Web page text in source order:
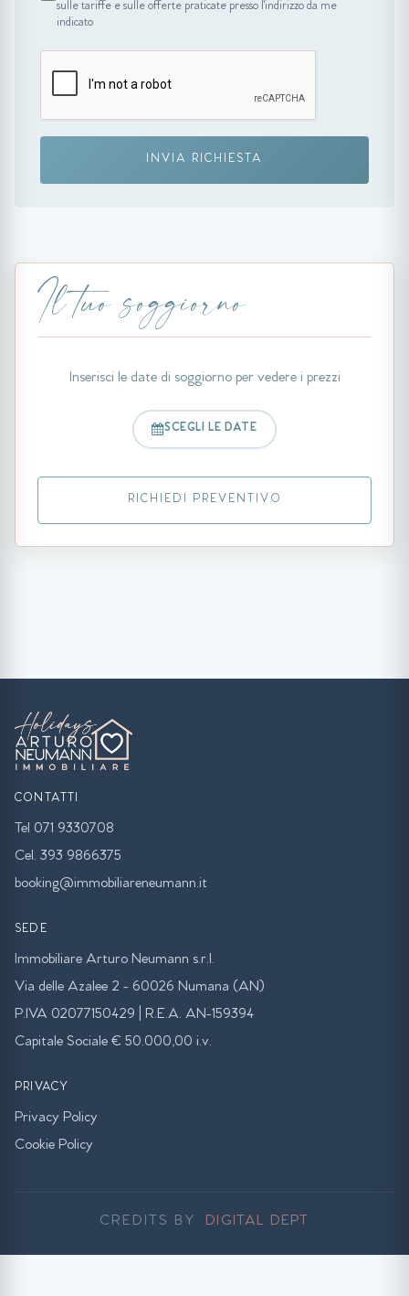
sulle tariffe e sulle offerte praticate presso l'indirizzo da me
indicato
INVIA RICHIESTA
Il tuo soggiorno
Inserisci le date di soggiorno per vedere i prezzi
SCEGLI LE DATE
RICHIEDI PREVENTIVO
CONTATTI
Tel 071 9330708
Cel. 393 9866375
booking@immobiliareneumann.it
SEDE
Immobiliare Arturo Neumann s.r.l.
Via delle Azalee 2 - 60026 Numana (AN)
P.IVA 02077150429 | R.E.A. AN-159394
Capitale Sociale € 50.000,00 i.v.
PRIVACY
Privacy Policy
Cookie Policy
CREDITS BY DIGITAL DEPT